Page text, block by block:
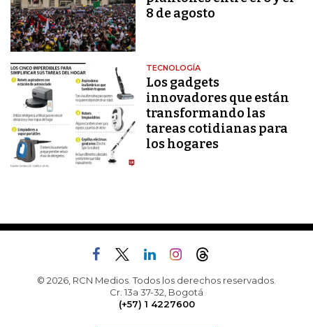
8 de agosto
TECNOLOGÍA
Los gadgets
innovadores que están
transformando las
tareas cotidianas para
los hogares
© 2026, RCN Medios. Todos los derechos reservados.
Cr. 13a 37-32, Bogotá
(+57) 1 4227600